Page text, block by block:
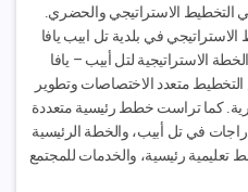
الاستراتيجي والحضري.
في بلدية تل ابيب يافا
الخطة الاستراتيجية لتل أبيب – يافا
متعدد الاختصاصات وتطوير
كما تراست خطط رئيسية متعددة
في تل أبيب، والخطة الرئيسية
رئيسية، والخدمات للمجتمع